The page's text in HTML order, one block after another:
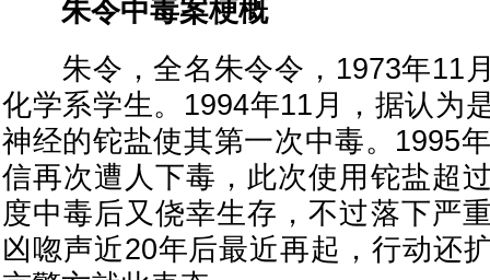
朱令中毒案梗概
朱令，全名朱令令，1973年11
化学系学生。1994年11月，据认为
神经的铊盐使其第一次中毒。1995
信再次遭人下毒，此次使用铊盐超
度中毒后又侥幸生存，不过落下严
凶唿声近20年后最近再起，行动还